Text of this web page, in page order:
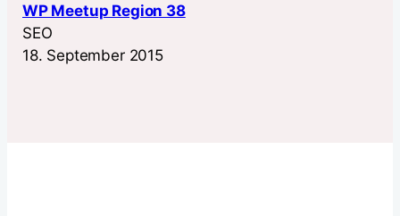
WP Meetup Region 38
SEO
18. September 2015